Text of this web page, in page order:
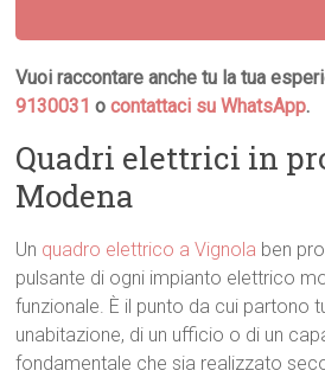
Vuoi raccontare anche tu la tua
9130031 ocontattaci su WhatsApp.
Quadri elettrici in
Modena
Un quadro elettrico a Vignola ben
pulsante di ogni impianto elettrico
funzionale. È il punto da cui partono
unabitazione, di un ufficio o di un
fondamentale che sia realizzato